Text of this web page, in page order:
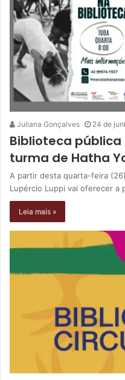
Juliana Gonçalves 24 de
Biblioteca
turma de Hatha
A partir desta quarta-feira
Lupércio Luppi vai oferecer a
Leia mais »